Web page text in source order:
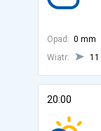
Opad: 0 mm
Wiatr:
20:00